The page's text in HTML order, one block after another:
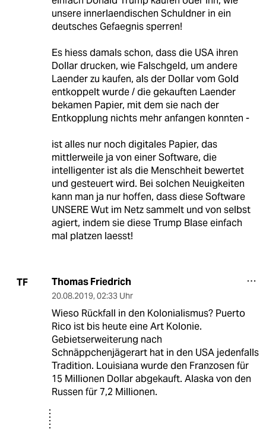
unsere innerlaendischen Schuldner in ein
deutsches Gefaegnis sperren!
Es hiess damals schon, dass die USA ihren
Dollar drucken, wie Falschgeld, um andere
Laender zu kaufen, als der Dollar vom Gold
entkoppelt wurde / die gekauften Laender
bekamen Papier, mit dem sie nach der
Entkopplung nichts mehr anfangen konnten -
ist alles nur noch digitales Papier, das
mittlerweile ja von einer Software, die
intelligenter ist als die Menschheit bewertet
und gesteuert wird. Bei solchen Neuigkeiten
kann man ja nur hoffen, dass diese Software
UNSERE Wut im Netz sammelt und von selbst
agiert, indem sie diese Trump Blase einfach
mal platzen laesst!
TF Thomas Friedrich
20.08.2019, 02:33 Uhr
Wieso Rückfall in den Kolonialismus? Puerto
Rico ist bis heute eine Art Kolonie.
Gebietserweiterung nach
Schnäppchenjägerart hat in den USA jedenfalls
Tradition. Louisiana wurde den Franzosen für
15 Millionen Dollar abgekauft. Alaska von den
Russen für 7,2 Millionen.